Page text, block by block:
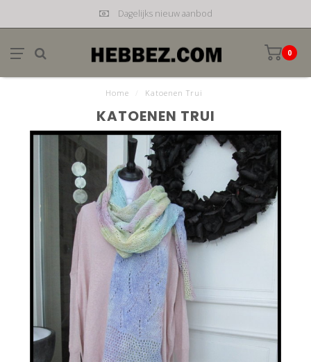
Dagelijks nieuw aanbod
0
Home Katoenen Trui
KATOENEN TRUI